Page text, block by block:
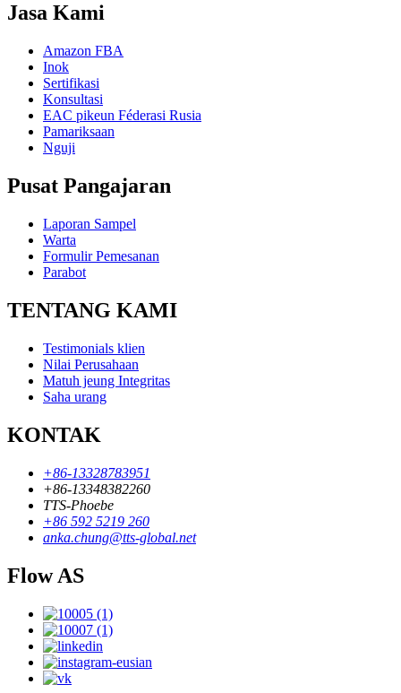
Jasa Kami
Amazon FBA
Inok
Sertifikasi
Konsultasi
EAC pikeun Féderasi Rusia
Pamariksaan
Nguji
Pusat Pangajaran
Laporan Sampel
Warta
Formulir Pemesanan
Parabot
TENTANG KAMI
Testimonials klien
Nilai Perusahaan
Matuh jeung Integritas
Saha urang
KONTAK
+86-13328783951
+86-13348382260
TTS-Phoebe
+86 592 5219 260
anka.chung@tts-global.net
Flow AS